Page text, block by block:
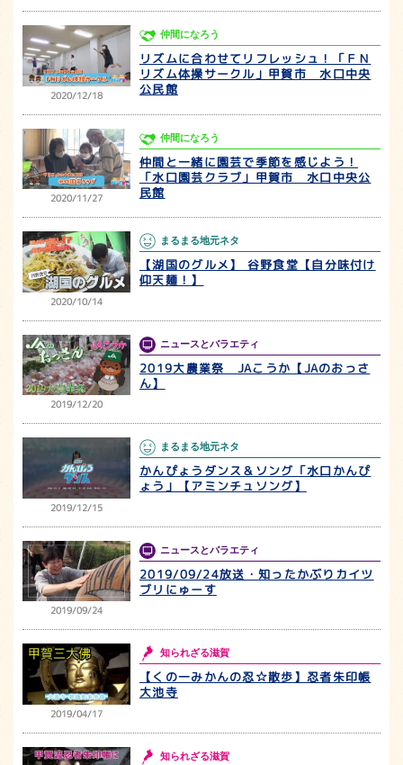
2020/12/18
仲間になろう
リズムに合わせてリフレッシュ！「ＦＮ
リズム体操サークル」甲賀市 水口中央
公民館
2020/11/27
仲間になろう
仲間と一緒に園芸で季節を感じよう！
「水口園芸クラブ」甲賀市 水口中央公
民館
2020/10/14
まるまる地元ネタ
【湖国のグルメ】 谷野食堂【自分味付け
仰天麺！】
2019/12/20
ニュースとバラエティ
2019大農業祭 JAこうか【JAのおっさ
ん】
2019/12/15
まるまる地元ネタ
かんぴょうダンス＆ソング「水口かんぴ
ょう」【アミンチュソング】
2019/09/24
ニュースとバラエティ
2019/09/24放送・知ったかぶりカイツ
ブリにゅーす
2019/04/17
知られざる滋賀
【くの一みかんの忍☆散歩】忍者朱印帳
大池寺
知られざる滋賀